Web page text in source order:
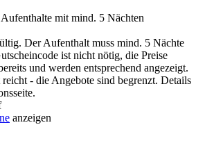
mit mind. 5 Nächten
Der Aufenthalt muss mind. 5 Nächte
ist nicht nötig, die Preise
und werden entsprechend angezeigt.
- die Angebote sind begrenzt. Details
anzeigen